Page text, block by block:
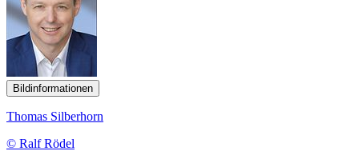
Bildinformationen
Thomas Silberhorn
© Ralf Rödel